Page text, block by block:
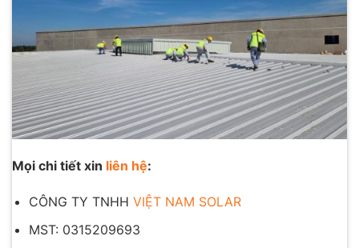
Mọi chi tiết xin liên hệ:
CÔNG TY TNHH VIỆT NAM SOLAR
MST: 0315209693